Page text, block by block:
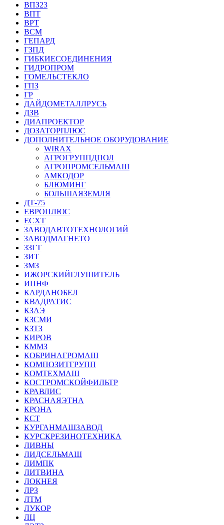
ВПЗ23
ВПТ
ВРТ
ВСМ
ГЕПАРД
ГЗПД
ГИБКИЕСОЕДИНЕНИЯ
ГИДРОПРОМ
ГОМЕЛЬСТЕКЛО
ГПЗ
ГР
ДАЙДОМЕТАЛЛРУСЬ
ДЗВ
ДИАПРОЕКТОР
ДОЗАТОРПЛЮС
ДОПОЛНИТЕЛЬНОЕ ОБОРУДОВАНИЕ
WIRAX
АГРОГРУППДПОЛ
АГРОПРОМСЕЛЬМАШ
АМКОДОР
БЛЮМИНГ
БОЛЬШАЯЗЕМЛЯ
ДТ-75
ЕВРОПЛЮС
ЕСХТ
ЗАВОДАВТОТЕХНОЛОГИЙ
ЗАВОДМАГНЕТО
ЗЗГТ
ЗИТ
ЗМЗ
ИЖОРСКИЙГЛУШИТЕЛЬ
ИПНФ
КАРДАНОБЕЛ
КВАДРАТИС
КЗАЭ
КЗСМИ
КЗТЗ
КИРОВ
КММЗ
КОБРИНАГРОМАШ
КОМПОЗИТГРУПП
КОМТЕХМАШ
КОСТРОМСКОЙФИЛЬТР
КРАВЛИС
КРАСНАЯЭТНА
КРОНА
КСТ
КУРГАНМАШЗАВОД
КУРСКРЕЗИНОТЕХНИКА
ЛИВНЫ
ЛИДСЕЛЬМАШ
ЛИМПК
ЛИТВИНА
ЛОКНЕЯ
ЛРЗ
ЛТМ
ЛУКОР
ЛЦ